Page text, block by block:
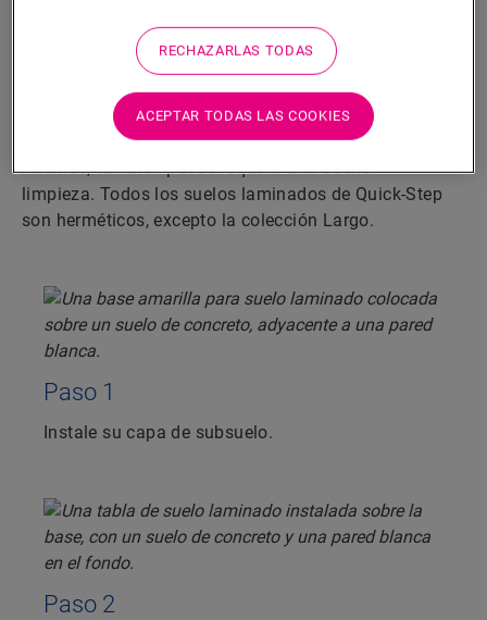
Instalar un suelo hermético de Quick-Step es muy
sencillo. Siga los pasos que se muestran en el lado
derecho y su suelo laminado estará preparado para
enfrentarse a las salpicaduras, humedades y toda la
diversión que pueda encontrar en un cuarto de baño.
Además, también puede requerir una buena
limpieza. Todos los suelos laminados de Quick-Step
son herméticos, excepto la colección Largo.
Paso 1
Instale su capa de subsuelo.
Paso 2
RECHAZARLAS TODAS
ACEPTAR TODAS LAS COOKIES